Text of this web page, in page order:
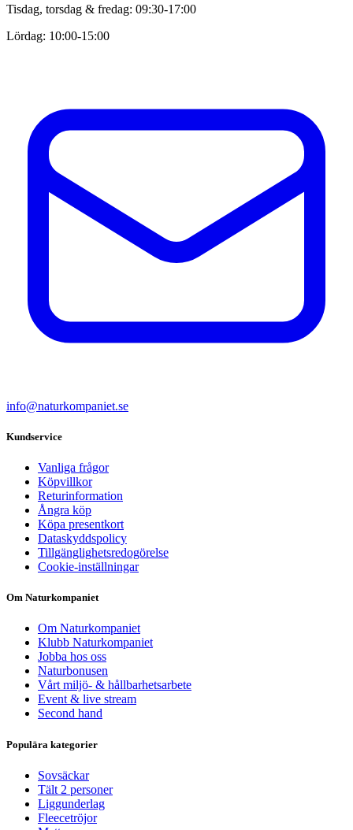
Tisdag, torsdag & fredag: 09:30-17:00
Lördag: 10:00-15:00
info@naturkompaniet.se
Kundservice
Vanliga frågor
Köpvillkor
Returinformation
Ångra köp
Köpa presentkort
Dataskyddspolicy
Tillgänglighetsredogörelse
Cookie-inställningar
Om Naturkompaniet
Om Naturkompaniet
Klubb Naturkompaniet
Jobba hos oss
Naturbonusen
Vårt miljö- & hållbarhetsarbete
Event & live stream
Second hand
Populära kategorier
Sovsäckar
Tält 2 personer
Liggunderlag
Fleecetröjor